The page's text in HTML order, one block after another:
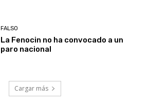
FALSO
La Fenocin no ha convocado a un
paro nacional
Cargar más